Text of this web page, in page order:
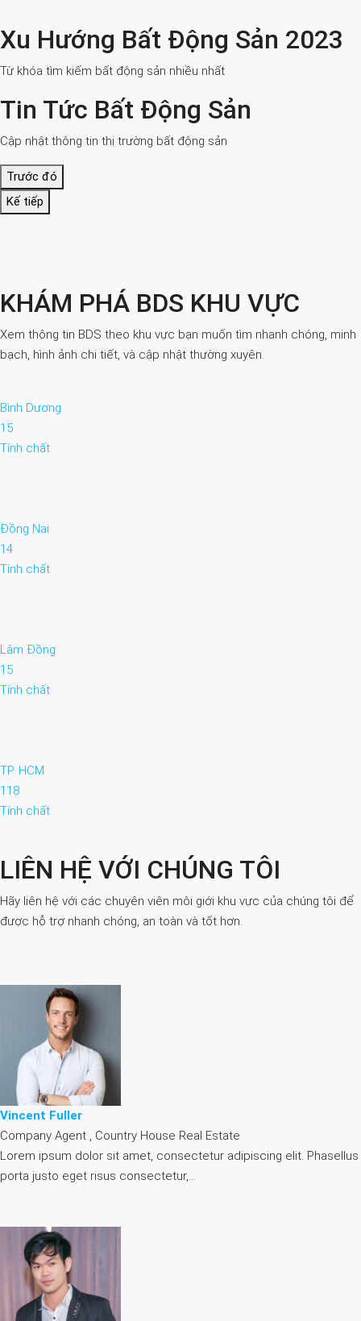
Xu Hướng Bất Động Sản 2023
Từ khóa tìm kiếm bất động sản nhiều nhất
Tin Tức Bất Động Sản
Cập nhật thông tin thị trường bất động sản
Trước đó
Kế tiếp
KHÁM PHÁ BDS KHU VỰC
Xem thông tin BDS theo khu vực bạn muốn tìm nhanh chóng, minh
bạch, hình ảnh chi tiết, và cập nhật thường xuyên.
Bình Dương
15
Tính chất
Đồng Nai
14
Tính chất
Lâm Đồng
15
Tính chất
TP. HCM
118
Tính chất
LIÊN HỆ VỚI CHÚNG TÔI
Hãy liên hệ với các chuyên viên môi giới khu vực của chúng tôi để
được hỗ trợ nhanh chóng, an toàn và tốt hơn.
Vincent Fuller
Company Agent , Country House Real Estate
Lorem ipsum dolor sit amet, consectetur adipiscing elit. Phasellus
porta justo eget risus consectetur,…